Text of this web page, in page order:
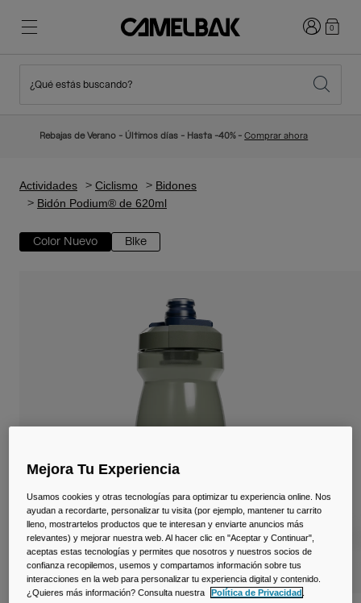
Novedades
Mochilas Hidratación
Riñoneras
Bolsas Bici
Bolsas Hidratación
Accessorios
Ver todo
Senderismo
Adiós a los desechables
Iniciar0
¿Qué estás buscando?
Rebajas de Verano - Últimos días - Hasta -40% -Comprar ahora
Actividades Ciclismo
Bidones
Bidón Podium® de 620ml
Color Nuevo Bike
Mejora Tu Experiencia
Usamos cookies y otras tecnologías para optimizar tu experiencia online. Nos
ayudan a recordarte, personalizar tu visita (por ejemplo, mantener tu carrito
lleno, mostrartelos productos que te interesan y enviarte anuncios más
relevantes) y mejorar nuestra web. Al hacer clic en "Aceptar y Continuar",
aceptas estas tecnologías y permites que nosotros y nuestros socios de
confianza recopilemos, usemos y compartamos información sobre tus
interacciones en la web para personalizar tu experiencia digital y contenido.
¿Quieres más información? Consulta nuestra
Política de Privacidad